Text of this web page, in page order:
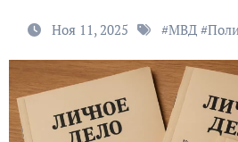
Ноя 11, 2025 #МВД#